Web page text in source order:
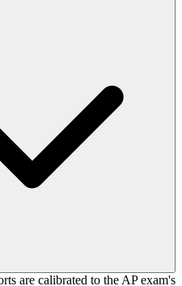
are calibrated to the AP exam's